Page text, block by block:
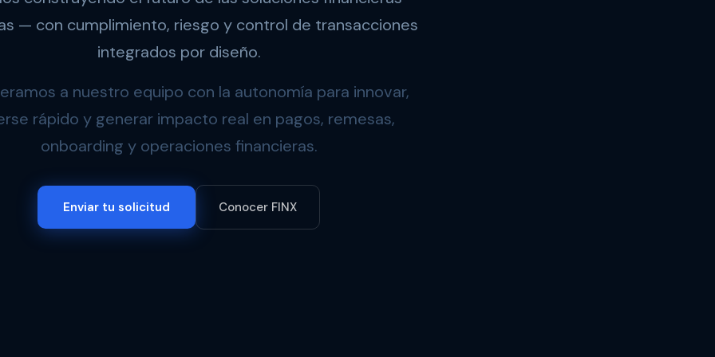
— con cumplimiento, riesgo y control de transacciones
integrados por diseño.
a nuestro equipo con la autonomía para innovar,
rápido y generar impacto real en pagos, remesas,
onboarding y operaciones financieras.
Enviar tu solicitud Conocer FINX